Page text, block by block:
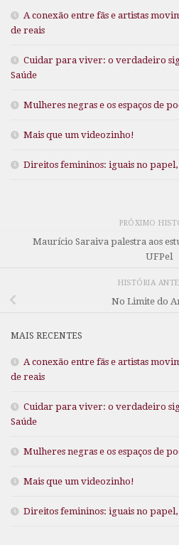
A conexão entre fãs e artistas
de reais
Cuidar para viver: o verdadeiro
Saúde
Mulheres negras e os espaços de
Mais que um videozinho!
Direitos femininos: iguais no papel,
PRÓXIMO
Maurício Saraiva palestra aos
UFPel
HISTÓRIA
No Limite do
MAIS RECENTES
A conexão entre fãs e artistas
de reais
Cuidar para viver: o verdadeiro
Saúde
Mulheres negras e os espaços de
Mais que um videozinho!
Direitos femininos: iguais no papel,